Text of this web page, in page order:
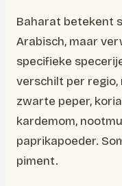
Baharat betekent
Arabisch, maar
specifieke
verschilt per
zwarte peper,
kardemom,
paprikapoeder.
piment.